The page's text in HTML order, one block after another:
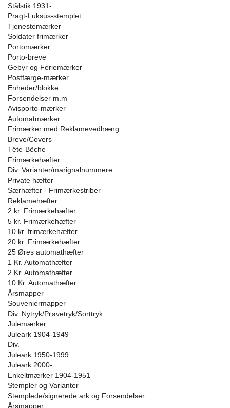
Stålstik 1931-
Pragt-Luksus-stemplet
Tjenestemærker
Soldater frimærker
Portomærker
Porto-breve
Gebyr og Feriemærker
Postfærge-mærker
Enheder/blokke
Forsendelser m.m
Avisporto-mærker
Automatmærker
Frimærker med Reklamevedhæng
Breve/Covers
Tête-Bêche
Frimærkehæfter
Div. Varianter/marignalnummere
Private hæfter
Særhæfter - Frimærkestriber
Reklamehæfter
2 kr. Frimærkehæfter
5 kr. Frimærkehæfter
10 kr. frimærkehæfter
20 kr. Frimærkehæfter
25 Øres automathæfter
1 Kr. Automathæfter
2 Kr. Automathæfter
10 Kr. Automathæfter
Årsmapper
Souveniermapper
Div. Nytryk/Prøvetryk/Sorttryk
Julemærker
Juleark 1904-1949
Div.
Juleark 1950-1999
Juleark 2000-
Enkeltmærker 1904-1951
Stempler og Varianter
Stemplede/signerede ark og Forsendelser
Årsmapper